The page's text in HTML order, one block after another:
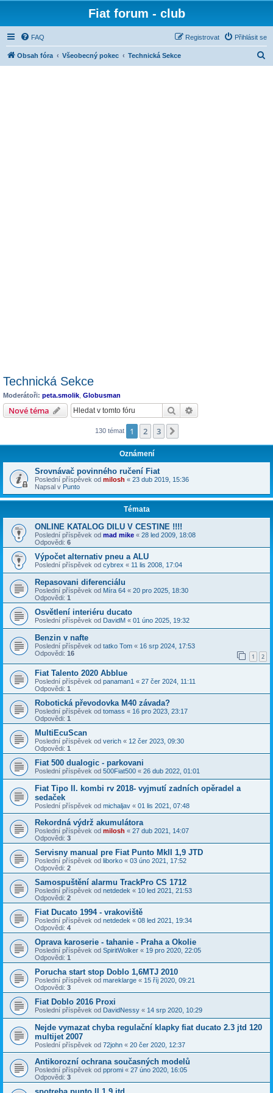
Fiat forum - club
FAQ Přihlásit se
Registrovat
Obsah fóra Všeobecný pokec Technická Sekce
Technická Sekce
Moderátoři: peta.smolik Globusman
Nové téma Hledat
130 témat 1 2 3
Oznámení
Srovnávač povinného ručení Fiat
Poslední příspěvek od milosh « 23 dub 2019, 15:36
Napsal v Punto
Témata
ONLINE KATALOG DILU V CESTINE !!!!
Poslední příspěvek od mad mike « 28 led 2009, 18:08
Odpovědi: 6
Výpočet alternativ pneu a ALU
Poslední příspěvek od cybrex « 11 lis 2008, 17:04
Repasovani diferenciálu
Poslední příspěvek od Míra 64 « 20 pro 2025, 18:30
Odpovědi: 1
Osvětlení interiéru ducato
Poslední příspěvek od DavidM « 01 úno 2025, 19:32
Benzin v nafte
Poslední příspěvek od tatko Tom « 16 srp 2024, 17:53
Odpovědi: 16 1 2
Fiat Talento 2020 Abblue
Poslední příspěvek od panaman1 « 27 čer 2024, 11:11
Odpovědi: 1
Robotická převodovka M40 závada?
Poslední příspěvek od tomass « 16 pro 2023, 23:17
Odpovědi: 1
MultiEcuScan
Poslední příspěvek od verich « 12 čer 2023, 09:30
Odpovědi: 1
Fiat 500 dualogic - parkovani
Poslední příspěvek od 500Fiat500 « 26 dub 2022, 01:01
Fiat Tipo II. kombi rv 2018- vyjmutí zadních opěradel a
sedaček
Poslední příspěvek od michaljav « 01 lis 2021, 07:48
Rekordná výdrž akumulátora
Poslední příspěvek od milosh « 27 dub 2021, 14:07
Odpovědi: 3
Servisny manual pre Fiat Punto MkII 1,9 JTD
Poslední příspěvek od liborko « 03 úno 2021, 17:52
Odpovědi: 2
Samospuštění alarmu TrackPro CS 1712
Poslední příspěvek od netdedek « 10 led 2021, 21:53
Odpovědi: 2
Fiat Ducato 1994 - vrakoviště
Poslední příspěvek od netdedek « 08 led 2021, 19:34
Odpovědi: 4
Oprava karoserie - tahanie - Praha a Okolie
Poslední příspěvek od SpiritWolker « 19 pro 2020, 22:05
Odpovědi: 1
Porucha start stop Doblo 1,6MTJ 2010
Poslední příspěvek od mareklarge « 15 říj 2020, 09:21
Odpovědi: 3
Fiat Doblo 2016 Proxi
Poslední příspěvek od DavidNessy « 14 srp 2020, 10:29
Nejde vymazat chyba regulační klapky fiat ducato 2.3 jtd 120
multijet 2007
Poslední příspěvek od 72john « 20 čer 2020, 12:37
Antikorozní ochrana současných modelů
Poslední příspěvek od ppromi « 27 úno 2020, 16:05
Odpovědi: 3